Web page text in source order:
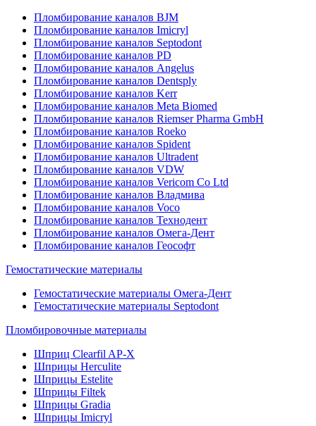
Пломбирование каналов BJM
Пломбирование каналов Imicryl
Пломбирование каналов Septodont
Пломбирование каналов PD
Пломбирование каналов Angelus
Пломбирование каналов Dentsply
Пломбирование каналов Kerr
Пломбирование каналов Meta Biomed
Пломбирование каналов Riemser Pharma GmbH
Пломбирование каналов Roeko
Пломбирование каналов Spident
Пломбирование каналов Ultradent
Пломбирование каналов VDW
Пломбирование каналов Vericom Co Ltd
Пломбирование каналов Владмива
Пломбирование каналов Voco
Пломбирование каналов Технодент
Пломбирование каналов Омега-Дент
Пломбирование каналов Геософт
Гемостатические материалы
Гемостатические материалы Омега-Дент
Гемостатические материалы Septodont
Пломбировочные материалы
Шприц Clearfil AP-X
Шприцы Herculite
Шприцы Estelite
Шприцы Filtek
Шприцы Gradia
Шприцы Imicryl